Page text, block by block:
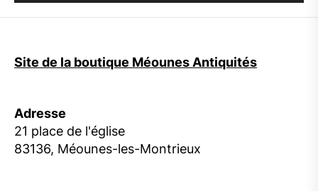
Site de la boutique Méounes Antiquités
Adresse
21 place de l'église
83136, Méounes-les-Montrieux